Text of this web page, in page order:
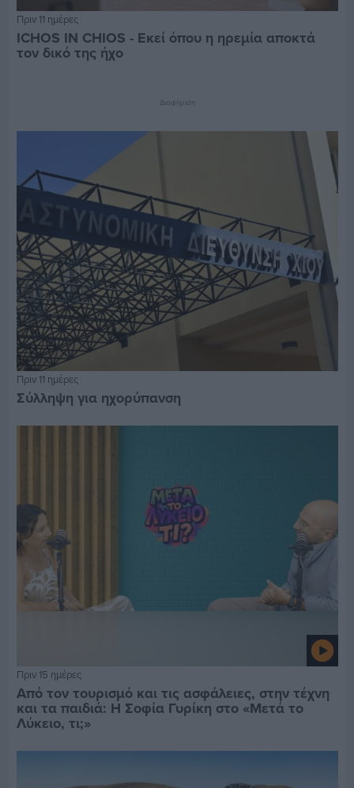
Πριν 11 ημέρες
ICHOS IN CHIOS - Εκεί όπου η ηρεμία αποκτά
τον δικό της ήχο
Διαφήμιση
Πριν 11 ημέρες
Σύλληψη για ηχορύπανση
Πριν 15 ημέρες
Από τον τουρισμό και τις ασφάλειες, στην τέχνη
και τα παιδιά: Η Σοφία Γυρίκη στο «Μετά το
Λύκειο, τι;»